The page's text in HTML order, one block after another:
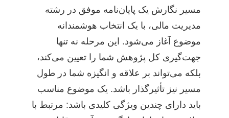
مسیر نگارش یک پایان‌نامه موفق در رشته
مدیریت مالی، با یک انتخاب هوشمندانه
موضوع آغاز می‌شود. این مرحله نه تنها
جهت‌گیری کل پژوهش شما را تعیین می‌کند،
بلکه می‌تواند بر علاقه و انگیزه شما در طول
مسیر نیز تأثیرگذار باشد. یک موضوع مناسب
باید دارای چندین ویژگی کلیدی باشد: مرتبط با